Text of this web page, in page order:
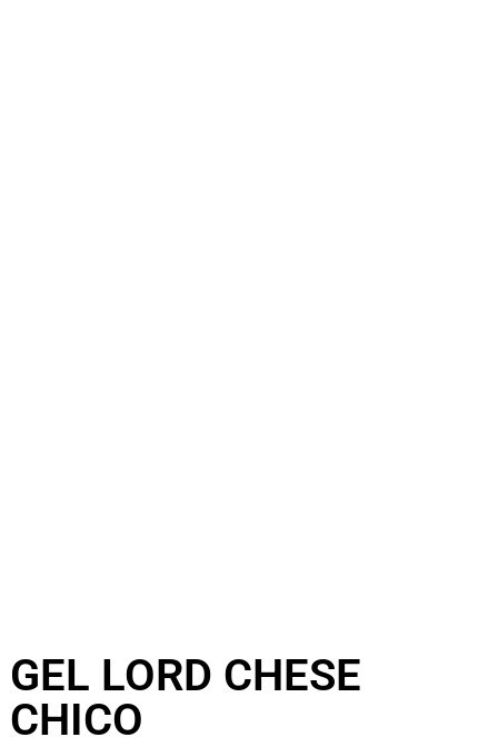
GEL LORD CHESE
CHICO